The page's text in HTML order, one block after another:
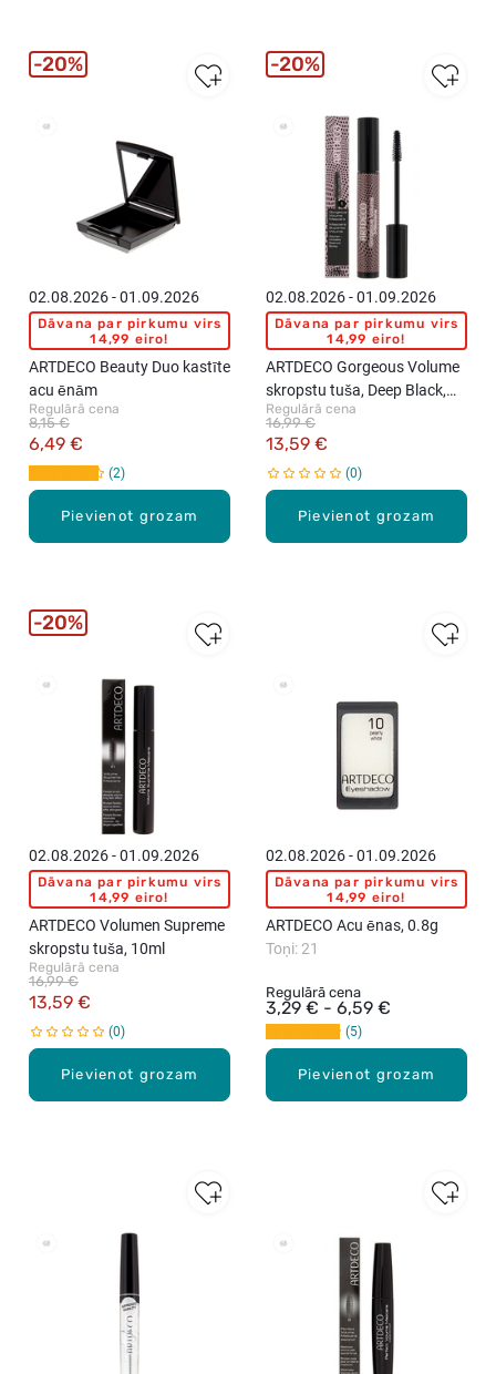
Pievienot grozam
02.08.2026 - 01.09.2026
Dāvana par pirkumu virs
14,99 eiro!
ARTDECO Beauty Duo kastīte
acu ēnām
Regulārā cena
6,49 €
8,15 €
2
20%
Pievienot grozam
02.08.2026 - 01.09.2026
Dāvana par pirkumu virs
14,99 eiro!
ARTDECO Gorgeous Volume
skropstu tuša, Deep Black,
14ml
Regulārā cena
13,59 €
16,99 €
0
20%
Pievienot grozam
02.08.2026 - 01.09.2026
Dāvana par pirkumu virs
14,99 eiro!
ARTDECO Volumen Supreme
skropstu tuša, 10ml
Regulārā cena
13,59 €
16,99 €
0
20%
Pievienot grozam
02.08.2026 - 01.09.2026
Dāvana par pirkumu virs
14,99 eiro!
ARTDECO Acu ēnas, 0.8g
Regulārā cena
3,29 € - 6,59 €
Toņi: 21
5